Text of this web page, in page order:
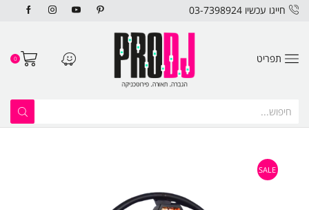
חייגו עכשיו 03-7398924
תפריט 0
SALE